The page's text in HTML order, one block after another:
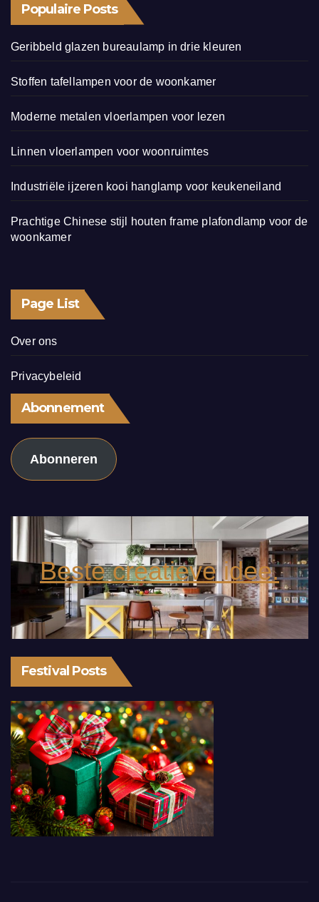
Populaire Posts
Geribbeld glazen bureaulamp in drie kleuren
Stoffen tafellampen voor de woonkamer
Moderne metalen vloerlampen voor lezen
Linnen vloerlampen voor woonruimtes
Industriële ijzeren kooi hanglamp voor keukeneiland
Prachtige Chinese stijl houten frame plafondlamp voor de
woonkamer
Page List
Over ons
Privacybeleid
Abonnement
Abonneren
Beste creatieve idee.
Festival Posts